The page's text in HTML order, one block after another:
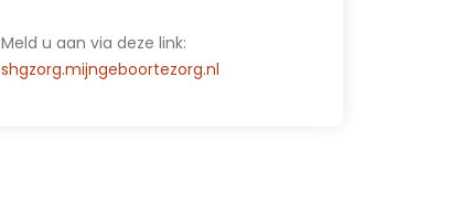
Meld u aan via deze link:
shgzorg.mijngeboortezorg.nl